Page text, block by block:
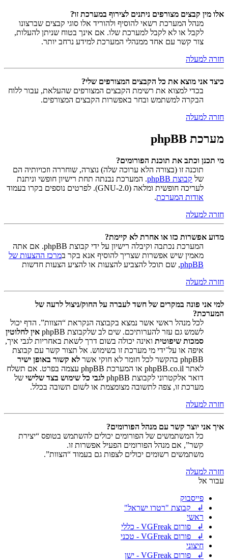
אלו מין קבצים מצורפים ניתנים לצירוף במערכת זו?
מנהל המערכת רשאי להוסיף ולהוריד אלו סוגי קבצים שברצונו
לקבל או לא לקבל למערכת שלו. אם אינך בטוח שניתן להעלות,
צור קשר עם אחד ממנהלי המערכת למידע נרחב יותר.
חזרה למעלה
כיצד אני מוצא את כל הקבצים המצורפים שלי?
בכדי למצוא את רשימת הקבצים המצורפים שהעלאת, עבור ללוח
הבקרה למשתמש ובחר באפשרות הקבצים המצורפים.
חזרה למעלה
מערכת phpBB
מי תכנן וכתב את תוכנת הפורומים?
תוכנה זו (בצורה הלא ערוכה שלה) נוצרה, שוחררה וזכויותיה הם
של קבוצת phpBB
. המערכת נבנתה תחת רישיון חופשי וניתנת
לעריכה חופשית ומלאה (GNU-2.0). לפרטים נוספים בקרו בעמוד
אודות המערכת.
חזרה למעלה
מדוע אפשרות כזו או אחרת לא קיימת?
המערכת נכתבה וקיבלה רישיון על ידי קבוצת phpBB. אם אתה
מאמין שיש אפשרות שצריך להוסיף אנא בקר במרכז ההצעות של
phpBB, שם תוכל להצביע להצעות או להציע הצעות חדשות
חזרה למעלה
למי אני פונה במקרים של חשד לעברה על החוק/ניצול לרעה של
המערכת?
לכל מנהל ראשי אשר נמצא בקבוצה הנקראת “הצוות”. הדף יכול
לשמש גם עזר להערותיכם. שים לב שלקבוצת phpBB
אין לחלוטין
סמכות שיפוטית ואינה יכולה בשום דרך לשאת באחריות לגבי איך,
איפה או על־ידי מי מערכת זו בשימוש. אל תצור קשר עם קבוצת
phpBB בהקשר לכל חומר לא חוקי אשר
לא קשור באופן ישיר
לאתר phpBB.co.il או המערכת phpBB עצמה בפרט. אם תשלח
דואר אלקטרוני לקבוצת phpBB
לגבי כל שימוש בצד שלישי של
מערכת זו, צפה לתשובה מצומצמת או לשום תשובה בכלל.
חזרה למעלה
איך אני יוצר קשר עם מנהל הפורומים?
כל המשתמשים של הפורומים יכולים להשתמש בטופס “יצירת
קשר”, אם מנהל הפורומים הפעיל אפשרות זו.
משתמשים רשומים יכולים לצפות גם בעמוד “הצוות”.
חזרה למעלה
עבור אל
פייסבוק
↲ קבוצת "רטרו ישראל"
ראשי
↲ פורום VGFreak - כללי
↲ פורום VGFreak - טכני
חיצוני
↲ פורום VGFreak - ישן